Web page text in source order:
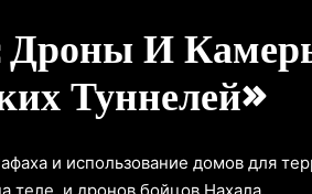
Дроны И
Туннелей»
и использование домов для